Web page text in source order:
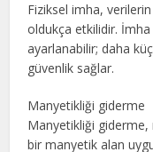
Fiziksel imha,
oldukça etkilidir.
ayarlanabilir; daha
güvenlik sağlar.
Manyetikliği giderme
Manyetikliği
bir manyetik alan